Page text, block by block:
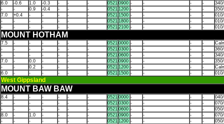
6.0
-0.6 1.0 -0.3 - - - 0521 0900 - - - -
-
- 0.9 -0.4 - - - 0521 1200 - - - -
7.0
+0.4 - - - - - 0521 1500 - - - -
-
- - - - - - 0521 1800 - - - -
-
- - - - - - 0521 2100 - - - -
MOUNT HOTHAM
7.5 - - - - - - 0521 0000 - - - -
-
- - - - - - 0521 0300 - - - -
-
- - - - - - 0521 0600 - - - -
7.0
- 0.0 - - - - 0521 0900 - - - -
-
- 0.2 - - - - 0521 1200 - - - -
6.0
- - - - - - 0521 1500 - - - -
West Gippsland
MOUNT BAW BAW
8.4 - - - - - - 0521 0000 - - - -
-
- - - - - - 0521 0300 - - - -
-
- - - - - - 0521 0600 - - - -
8.0
- 1.0 - - - - 0521 0900 - - - -
-
- - - - - - 0521 1200 - - - -